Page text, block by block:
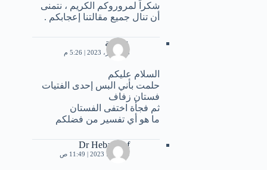
شكراً لمروروكم الكريم ، نتمنى
أن تنال جميع مقالتنا إعجابكم .
عائشة
23 فبراير، 2023 | 5:26 م
السلام عليكم
حلمت بأني البس إحدى الفتيات
فستان زفاف
ثم فجأة اختفى الفستان
ما هو أي تفسير من فضلكم
Dr Heba Atef
9 مارس، 2023 | 11:49 ص